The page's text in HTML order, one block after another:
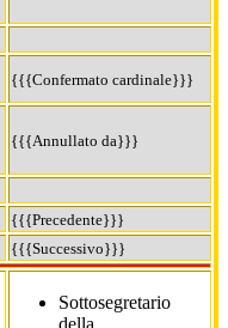
{{{Confermato cardinale}}}
{{{Annullato da}}}
{{{Precedente}}}
{{{Successivo}}}
Sottosegretario
della